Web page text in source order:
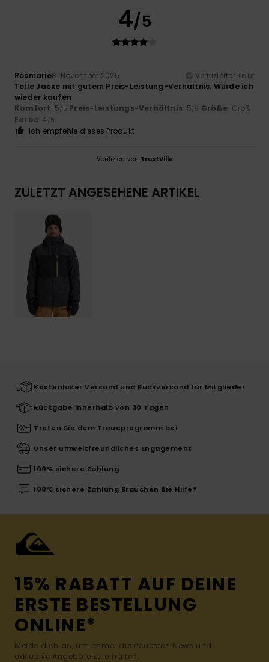
4/5
Rosmarie8. November 2025
Verifizierter Kauf
Tolle Jacke mit gutem Preis-Leistung-Verhältnis. Würde ich
wieder kaufen
Komfort: 5/5 Preis-Leistungs-Verhältnis: 5/5 Größe: Groß
Farbe: 4/5
Ich empfehle dieses Produkt
Verifiziert von TrustVille
ZULETZT ANGESEHENE ARTIKEL
Kostenloser Versand und Rückversand für Mitglieder
Rückgabe innerhalb von 30 Tagen
Treten Sie dem Treueprogramm bei
Unser umweltfreundliches Engagement
100% sichere Zahlung
100% sichere Zahlung Brauchen Sie Hilfe?
15% RABATT AUF DEINE
ERSTE BESTELLUNG
ONLINE*
Melde dich an, um immer die neuesten News und
exklusive Angebote zu erhalten.